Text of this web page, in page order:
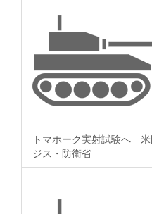
トマホーク実射試験へ
ジス・防衛省